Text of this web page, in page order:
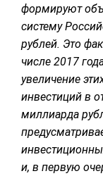
формируют
систему
рублей. Это
числе 2017
увеличение
инвестиций в
миллиарда
и, в первую